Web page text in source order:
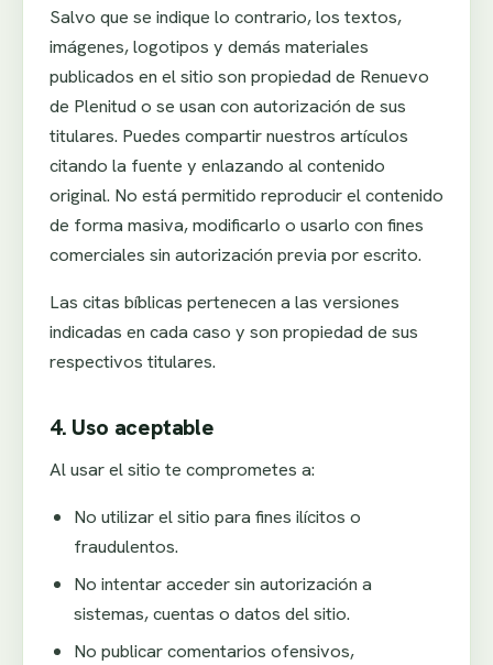
Salvo que se indique lo contrario, los textos,
imágenes, logotipos y demás materiales
publicados en el sitio son propiedad de Renuevo
de Plenitud o se usan con autorización de sus
titulares. Puedes compartir nuestros artículos
citando la fuente y enlazando al contenido
original. No está permitido reproducir el contenido
de forma masiva, modificarlo o usarlo con fines
comerciales sin autorización previa por escrito.
Las citas bíblicas pertenecen a las versiones
indicadas en cada caso y son propiedad de sus
respectivos titulares.
4. Uso aceptable
Al usar el sitio te comprometes a:
No utilizar el sitio para fines ilícitos o
fraudulentos.
No intentar acceder sin autorización a
sistemas, cuentas o datos del sitio.
No publicar comentarios ofensivos,